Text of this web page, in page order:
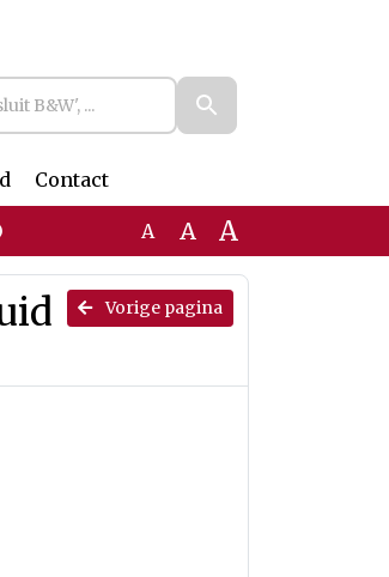
Contact
A A A
Vorige pagina